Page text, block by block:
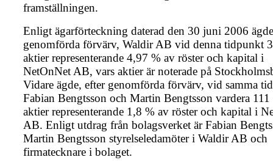
framställningen.
Enligt ägarförteckning daterad den 30 juni 2006
genomförda förvärv, Waldir AB vid denna tidpunkt
aktier representerande 4,97 % av röster och kapital i
NetOnNet AB, vars aktier är noterade på
Vidare ägde, efter genomförda förvärv, vid samma
Fabian Bengtsson och Martin Bengtsson vardera
aktier representerande 1,8 % av röster och kapital i
AB. Enligt utdrag från bolagsverket är Fabian
Martin Bengtsson styrelseledamöter i Waldir AB och
firmatecknare i bolaget.